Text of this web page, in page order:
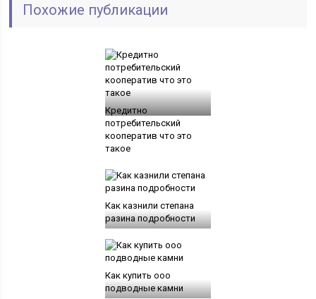
Похожие публикации
Кредитно
потребительский
кооператив что это
такое
Как казнили степана
разина подробности
Как купить ооо
подводные камни